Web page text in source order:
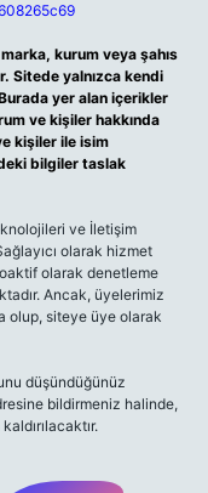
kurum veya şahıs
Sitede yalnızca kendi
yer alan içerikler
ve kişiler hakkında
kişiler ile isim
bilgiler taslak
ve İletişim
olarak hizmet
olarak denetleme
Ancak, üyelerimiz
olup, siteye üye olarak
düşündüğünüz
bildirmeniz halinde,